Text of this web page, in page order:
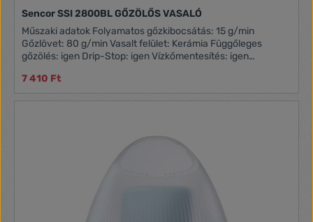
Sencor SSI 2800BL GŐZÖLŐS VASALÓ
Műszaki adatok Folyamatos gőzkibocsátás: 15 g/min
Gőzlövet: 80 g/min Vasalt felület: Kerámia Függőleges
gőzölés: igen Drip-Stop: igen Vízkőmentesítés: igen
vezeték: igen Teljesítményfelvétel: 2 000 W Magasság: 27
cm Szélesség: 11,2 cm Mélység: 12,9 cm Szín: Kék Tömeg: 0,9
7 410 Ft